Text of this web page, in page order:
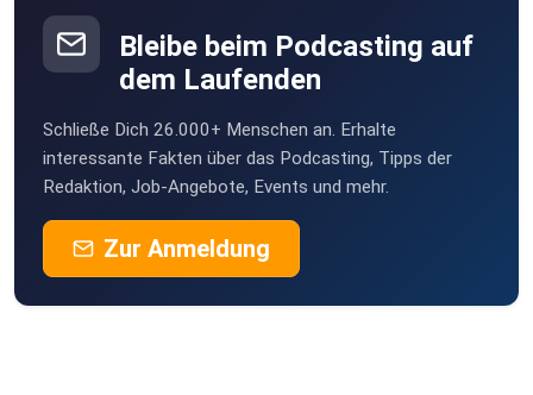
Bleibe beim Podcasting auf
dem Laufenden
Schließe Dich 26.000+ Menschen an. Erhalte
interessante Fakten über das Podcasting, Tipps der
Redaktion, Job-Angebote, Events und mehr.
Zur Anmeldung